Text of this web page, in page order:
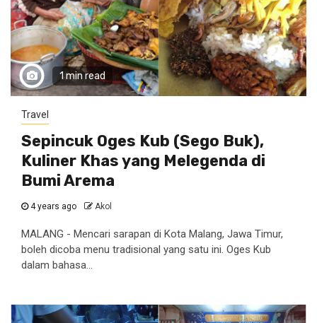
1 min read
Travel
Sepincuk Oges Kub (Sego Buk),
Kuliner Khas yang Melegenda di
Bumi Arema
4 years ago Akol
MALANG - Mencari sarapan di Kota Malang, Jawa Timur,
boleh dicoba menu tradisional yang satu ini. Oges Kub
dalam bahasa...